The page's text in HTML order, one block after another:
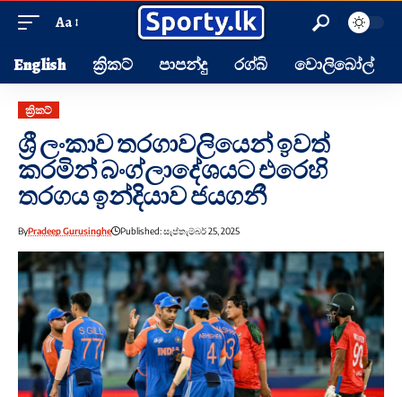
Aa
English ක්‍රිකට් පාපන්දු රග්බි වොලිබෝල්
ක්‍රිකට්
ශ්‍රී ලංකාව තරගාවලියෙන් ඉවත්
කරමින් බංග්ලාදේශයට එරෙහි
තරගය ඉන්දියාව ජයගනී
ByPradeep Gurusinghe Published: සැප්තැම්බර් 25, 2025